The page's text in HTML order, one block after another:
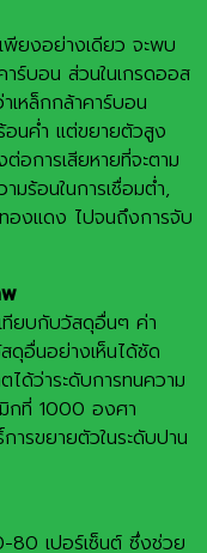
พียงอย่างเดียว จะพบ
าร์บอน ส่วนในเกรดออส
เหล็กกล้าคาร์บอน
อนค่ำ แต่ขยายตัวสูง
อการเสียหายที่จะตาม
มร้อนในการเชื่อมต่ำ,
องแดง ไปจนถึงการจับ
ยบกับวัสดุอื่นๆ ค่า
ดุอื่นอย่างเห็นได้ชัด
ด้ว่าระดับการทนความ
มิกที่ 1000 องศา
ารขยายตัวในระดับปาน
80 เปอร์เซ็นต์ ซึ่งช่วย